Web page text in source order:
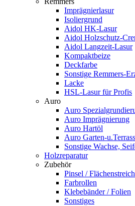
Imprägnierlasur
Isoliergrund
Aidol HK-Lasur
Aidol Holzschutz-
Aidol Langzeit-Lasur
Kompaktbeize
Deckfarbe
Sonstige Remmers-
Lacke
HSL-Lasur für Profis
Auro
Auro
Auro Imprägnierung
Auro Hartöl
Auro Garten-
Sonstige Wachse,
Holzreparatur
Zubehör
Pinsel /
Farbrollen
Klebebänder / Folien
Sonstiges